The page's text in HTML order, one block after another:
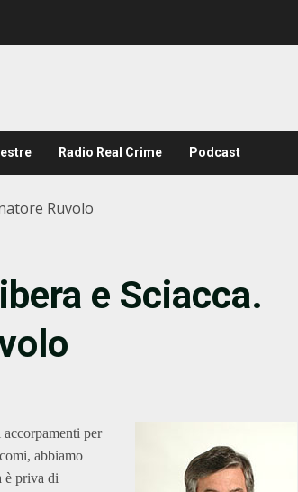
Radio Real Crime Podcast
Ruvolo
e Sciacca.
accorpamenti per
abbiamo
è priva di